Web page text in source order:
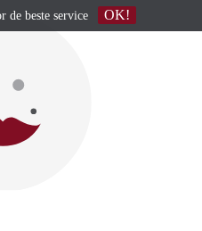
de beste service OK!